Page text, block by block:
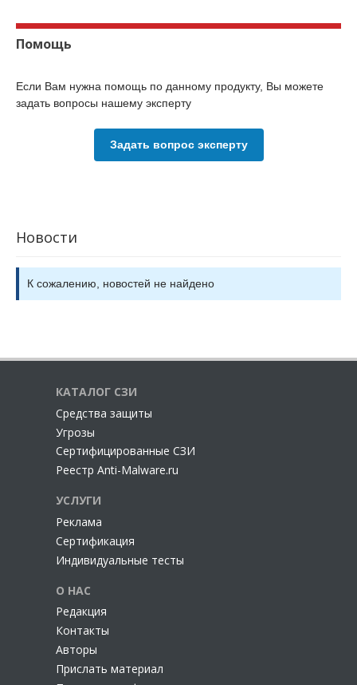
Помощь
Если Вам нужна помощь по данному продукту, Вы можете
задать вопросы нашему эксперту
Задать вопрос эксперту
Новости
К сожалению, новостей не найдено
КАТАЛОГ СЗИ
Cредства защиты
Угрозы
Сертифицированные СЗИ
Реестр Anti-Malware.ru
УСЛУГИ
Реклама
Сертификация
Индивидуальные тесты
О НАС
Редакция
Контакты
Авторы
Прислать материал